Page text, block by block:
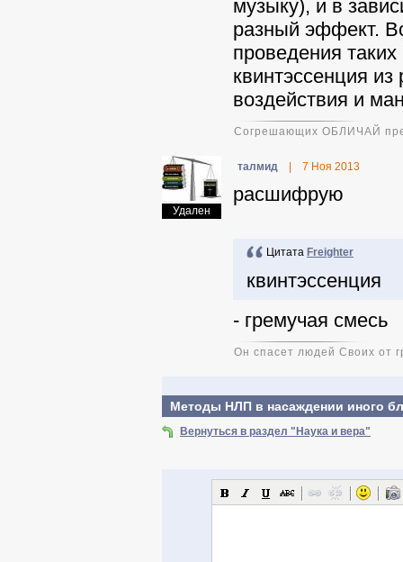
музыку), и в
разный эффект.
проведения
квинтэссенция
воздействия и
Согрешающих ОБЛИЧАЙ
Удален
талмид 7 Ноя 2013
расшифрую
Цитата Freighter
квинтэссенция
- гремучая смесь
Он спасет людей Своих от
Методы НЛП в насаждении иного
Вернуться в раздел "Наука и вера"